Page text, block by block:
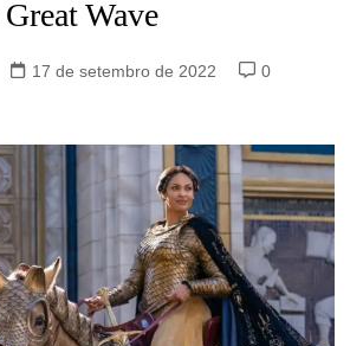
Wave
17 de setembro de 2022
0